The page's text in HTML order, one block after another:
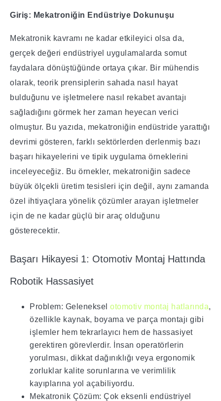
Giriş: Mekatroniğin Endüstriye Dokunuşu
Mekatronik kavramı ne kadar etkileyici olsa da,
gerçek değeri endüstriyel uygulamalarda somut
faydalara dönüştüğünde ortaya çıkar. Bir mühendis
olarak, teorik prensiplerin sahada nasıl hayat
bulduğunu ve işletmelere nasıl rekabet avantajı
sağladığını görmek her zaman heyecan verici
olmuştur. Bu yazıda, mekatroniğin endüstride yarattığı
devrimi gösteren, farklı sektörlerden derlenmiş bazı
başarı hikayelerini ve tipik uygulama örneklerini
inceleyeceğiz. Bu örnekler, mekatroniğin sadece
büyük ölçekli üretim tesisleri için değil, aynı zamanda
özel ihtiyaçlara yönelik çözümler arayan işletmeler
için de ne kadar güçlü bir araç olduğunu
gösterecektir.
Başarı Hikayesi 1: Otomotiv Montaj Hattında
Robotik Hassasiyet
Problem: Geleneksel otomotiv montaj hatlarında,
özellikle kaynak, boyama ve parça montajı gibi
işlemler hem tekrarlayıcı hem de hassasiyet
gerektiren görevlerdir. İnsan operatörlerin
yorulması, dikkat dağınıklığı veya ergonomik
zorluklar kalite sorunlarına ve verimlilik
kayıplarına yol açabiliyordu.
Mekatronik Çözüm: Çok eksenli endüstriyel